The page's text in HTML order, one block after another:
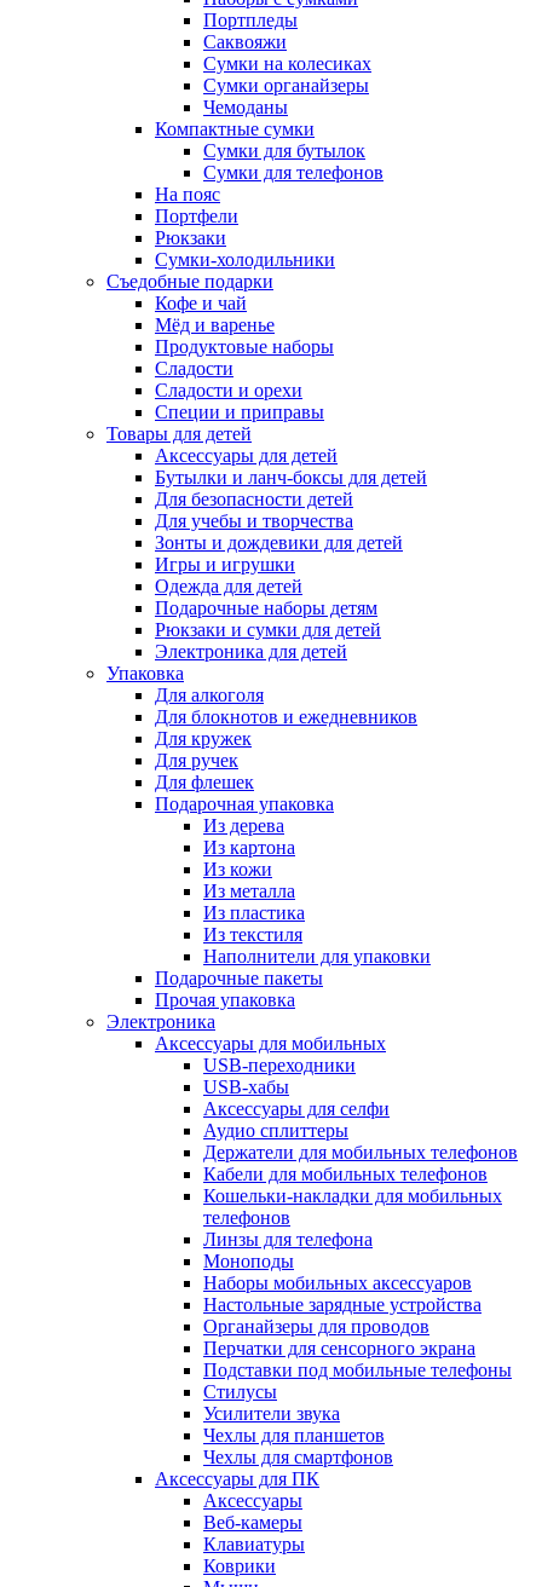
Портпледы
Саквояжи
Сумки на колесиках
Сумки органайзеры
Чемоданы
Компактные сумки
Сумки для бутылок
Сумки для телефонов
На пояс
Портфели
Рюкзаки
Сумки-холодильники
Съедобные подарки
Кофе и чай
Мёд и варенье
Продуктовые наборы
Сладости
Сладости и орехи
Специи и приправы
Товары для детей
Аксессуары для детей
Бутылки и ланч-боксы для детей
Для безопасности детей
Для учебы и творчества
Зонты и дождевики для детей
Игры и игрушки
Одежда для детей
Подарочные наборы детям
Рюкзаки и сумки для детей
Электроника для детей
Упаковка
Для алкоголя
Для блокнотов и ежедневников
Для кружек
Для ручек
Для флешек
Подарочная упаковка
Из дерева
Из картона
Из кожи
Из металла
Из пластика
Из текстиля
Наполнители для упаковки
Подарочные пакеты
Прочая упаковка
Электроника
Аксессуары для мобильных
USB-переходники
USB-хабы
Аксессуары для селфи
Аудио сплиттеры
Держатели для мобильных телефонов
Кабели для мобильных телефонов
Кошельки-накладки для мобильных
телефонов
Линзы для телефона
Моноподы
Наборы мобильных аксессуаров
Настольные зарядные устройства
Органайзеры для проводов
Перчатки для сенсорного экрана
Подставки под мобильные телефоны
Стилусы
Усилители звука
Чехлы для планшетов
Чехлы для смартфонов
Аксессуары для ПК
Аксессуары
Веб-камеры
Клавиатуры
Коврики